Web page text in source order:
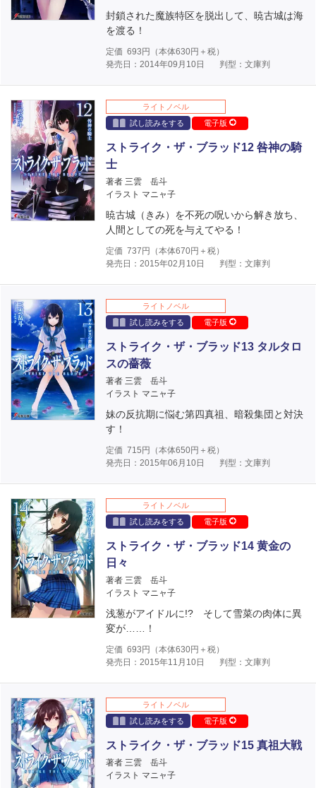
封鎖された魔族特区を脱出して、暁古城は海
を渡る！
定価 693 円（本体630円＋税）
発売日：2014年09月10日
判型：文庫判
ライトノベル
試し読みをする
電子版
ストライク・ザ・ブラッド12 咎神の騎
士
著者 三雲 岳斗
イラスト マニャ子
暁古城（きみ）を不死の呪いから解き放ち、
人間としての死を与えてやる！
定価 737 円（本体670円＋税）
発売日：2015年02月10日
判型：文庫判
ライトノベル
試し読みをする
電子版
ストライク・ザ・ブラッド13 タルタロ
スの薔薇
著者 三雲 岳斗
イラスト マニャ子
妹の反抗期に悩む第四真祖、暗殺集団と対決
す！
定価 715 円（本体650円＋税）
発売日：2015年06月10日
判型：文庫判
ライトノベル
試し読みをする
電子版
ストライク・ザ・ブラッド14 黄金の
日々
著者 三雲 岳斗
イラスト マニャ子
浅葱がアイドルに!? そして雪菜の肉体に異
変が……！
定価 693 円（本体630円＋税）
発売日：2015年11月10日
判型：文庫判
ライトノベル
試し読みをする
電子版
ストライク・ザ・ブラッド15 真祖大戦
著者 三雲 岳斗
イラスト マニャ子